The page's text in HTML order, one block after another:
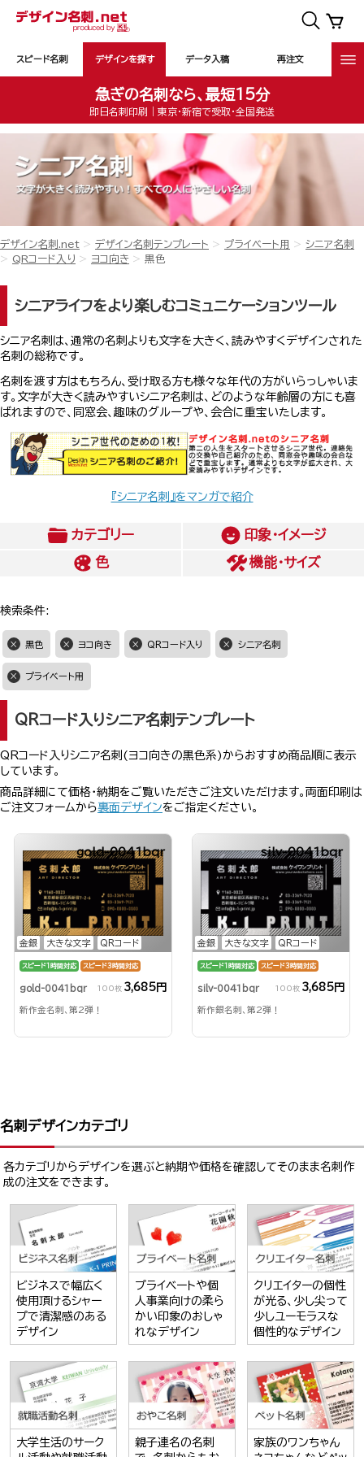
スピード名刺 デザインを探す データ入稿 再注文
急ぎの名刺なら、最短15分
即日名刺印刷｜東京・新宿で受取・全国発送
デザイン名刺.net デザイン名刺テンプレート プライベート用
シニア名刺
QRコード入り
ヨコ向き 黒色
シニアライフをより楽しむコミュニケーションツール
シニア名刺は、通常の名刺よりも文字を大きく、読みやすくデザインされた
名刺の総称です。
名刺を渡す方はもちろん、受け取る方も様々な年代の方がいらっしゃいま
す。文字が大きく読みやすいシニア名刺は、どのような年齢層の方にも喜
ばれますので、同窓会、趣味のグループや、会合に重宝いたします。
『シニア名刺』をマンガで紹介
カテゴリー
印象・イメージ
色
機能・サイズ
検索条件:
黒色 ヨコ向き QRコード入り シニア名刺
プライベート用
QRコード入りシニア名刺テンプレート
QRコード入りシニア名刺(ヨコ向きの黒色系)からおすすめ商品順に表示
しています。
商品詳細にて価格・納期をご覧いただきご注文いただけます。両面印刷は
ご注文フォームから裏面デザインをご指定ください。
金銀 大きな文字 QRコード
gold-0041bqr
スピード1時間対応 スピード3時間対応
gold-0041bqr 100枚 3,685円
新作金名刺、第2弾！
金銀 大きな文字 QRコード
silv-0041bqr
スピード1時間対応 スピード3時間対応
silv-0041bqr 100枚 3,685円
新作銀名刺、第2弾！
名刺デザインカテゴリ
各カテゴリからデザインを選ぶと納期や価格を確認してそのまま名刺作
成の注文をできます。
ビジネスで幅広く
使用頂けるシャー
プで清潔感のある
デザイン
プライベートや個
人事業向けの柔ら
かい印象のおしゃ
れなデザイン
クリエイターの個性
が光る、少し尖って
少しユーモラスな
個性的なデザイン
大学生活のサーク
親子連名の名刺
家族のワンちゃん